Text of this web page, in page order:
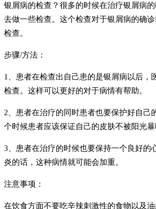
银屑病的检查？很多的时候在治疗银屑病
去做一些检查。这个检查对于银屑病的确
检查。
步骤/方法：
1、患者在检查出自己患的是银屑病以后
检查。这样可以更好的对于病情有帮助。
2、患者在治疗的同时患者也要保护好自
个时候患者应该保证自己的皮肤不被阳光暴
3、患者在治疗的时候也要保持一个良好
炎的话，这种病情就可能会加重。
注意事项：
在饮食方面不要吃辛辣刺激性的食物以及